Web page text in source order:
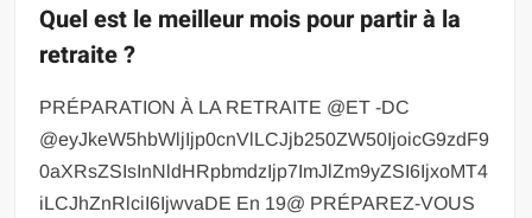
Quel est le meilleur mois pour partir à la
retraite ?
PRÉPARATION À LA RETRAITE @ET -DC
@eyJkeW5hbWljIjp0cnVlLCJjb250ZW50IjoicG9zdF9
0aXRsZSIsInNldHRpbmdzIjp7ImJlZm9yZSI6IjxoMT4
iLCJhZnRlciI6IjwvaDE En 19@ PRÉPAREZ-VOUS